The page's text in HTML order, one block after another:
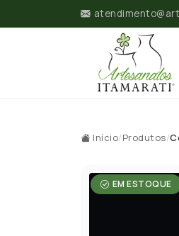
Início/Produtos/
EM ESTOQUE